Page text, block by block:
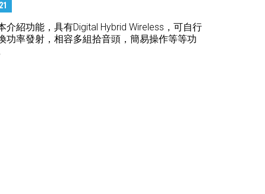
介紹功能，具有Digital Hybrid Wireless，可自行
功率發射，相容多組拾音頭，簡易操作等等功